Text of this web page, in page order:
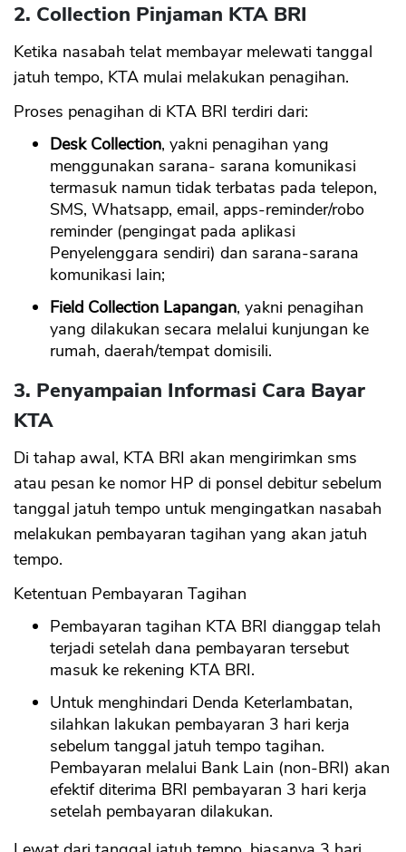
2. Collection Pinjaman KTA BRI
Ketika nasabah telat membayar melewati tanggal
jatuh tempo, KTA mulai melakukan penagihan.
Proses penagihan di KTA BRI terdiri dari:
Desk Collection, yakni penagihan yang
menggunakan sarana- sarana komunikasi
termasuk namun tidak terbatas pada telepon,
SMS, Whatsapp, email, apps-reminder/robo
reminder (pengingat pada aplikasi
Penyelenggara sendiri) dan sarana-sarana
komunikasi lain;
Field Collection Lapangan, yakni penagihan
yang dilakukan secara melalui kunjungan ke
rumah, daerah/tempat domisili.
3. Penyampaian Informasi Cara Bayar
KTA
Di tahap awal, KTA BRI akan mengirimkan sms
atau pesan ke nomor HP di ponsel debitur sebelum
tanggal jatuh tempo untuk mengingatkan nasabah
melakukan pembayaran tagihan yang akan jatuh
tempo.
Ketentuan Pembayaran Tagihan
Pembayaran tagihan KTA BRI dianggap telah
terjadi setelah dana pembayaran tersebut
masuk ke rekening KTA BRI.
Untuk menghindari Denda Keterlambatan,
silahkan lakukan pembayaran 3 hari kerja
sebelum tanggal jatuh tempo tagihan.
Pembayaran melalui Bank Lain (non-BRI) akan
efektif diterima BRI pembayaran 3 hari kerja
setelah pembayaran dilakukan.